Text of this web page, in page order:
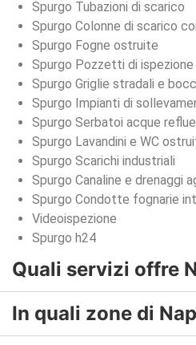
Spurgo Tubazioni di scarico
Spurgo Colonne di scarico
Spurgo Fogne ostruite
Spurgo Pozzetti di ispezione
Spurgo Griglie stradali e
Spurgo Impianti di
Spurgo Serbatoi acque reflue
Spurgo Lavandini e WC
Spurgo Scarichi industriali
Spurgo Canaline e drenaggi
Spurgo Condotte fognarie
Videoispezione
Spurgo h24
Quali servizi offre
In quali zone di